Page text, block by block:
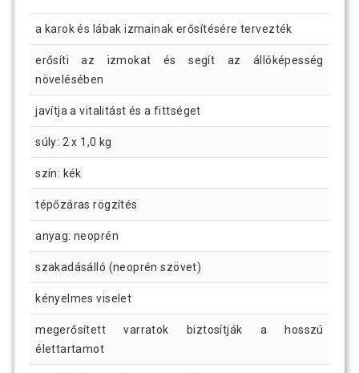
a karok és lábak izmainak erősítésére tervezték
erősíti az izmokat és segít az állóképesség
növelésében
javítja a vitalitást és a fittséget
súly: 2 x 1,0 kg
szín: kék
tépőzáras rögzítés
anyag: neoprén
szakadásálló (neoprén szövet)
kényelmes viselet
megerősített varratok biztosítják a hosszú
élettartamot